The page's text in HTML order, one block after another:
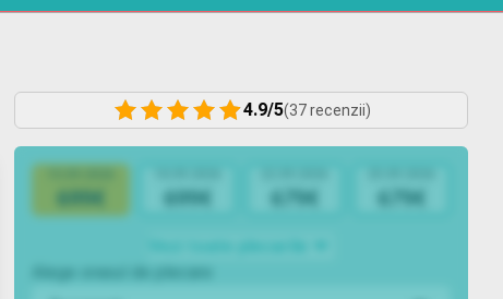
4.9/5(37 recenzii)
699€ 699€ 679€ 679€